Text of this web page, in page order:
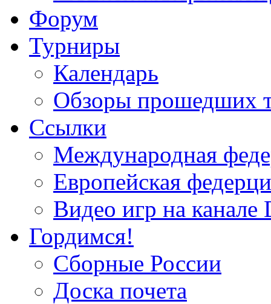
Форум
Турниры
Календарь
Обзоры прошедших
Ссылки
Международная
Европейская
Видео игр на
Гордимся!
Сборные России
Доска почета